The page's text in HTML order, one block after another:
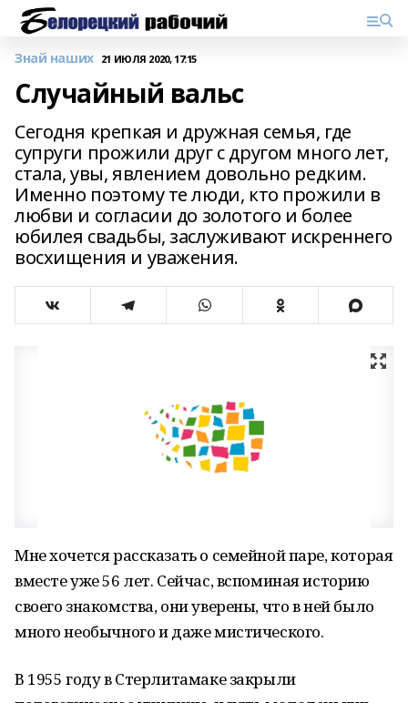
Знай наших 21 ИЮЛЯ 2020, 17:15
Случайный вальс
Сегодня крепкая и дружная семья, где
супруги прожили друг с другом много лет,
стала, увы, явлением довольно редким.
Именно поэтому те люди, кто прожили в
любви и согласии до золотого и более
юбилея свадьбы, заслуживают искреннего
восхищения и уважения.
Мне хочется рассказать о семейной паре, которая
вместе уже 56 лет. Сейчас, вспоминая историю
своего знакомства, они уверены, что в ней было
много необычного и даже мистического.
В 1955 году в Стерлитамаке закрыли